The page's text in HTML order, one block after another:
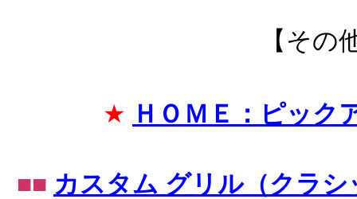
【その
★ ＨＯＭＥ：ピック
■■ カスタム グリル（クラ